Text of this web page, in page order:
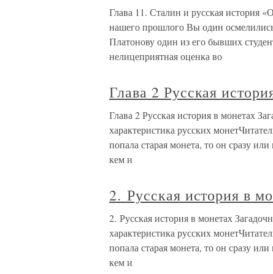
Глава 11. Сталин и русская история
нашего прошлого Вы один
Платонову один из его бывших
нелицеприятная оценка во
Глава 2 Русская
Глава 2 Русская история в монетах
характеристика русских
попала старая монета, то он сразу
кем и
2. Русская история в
2. Русская история в монетах
характеристика русских
попала старая монета, то он сразу
кем и